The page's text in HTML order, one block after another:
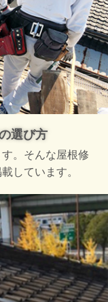
選び方
。そんな屋根修
しています。